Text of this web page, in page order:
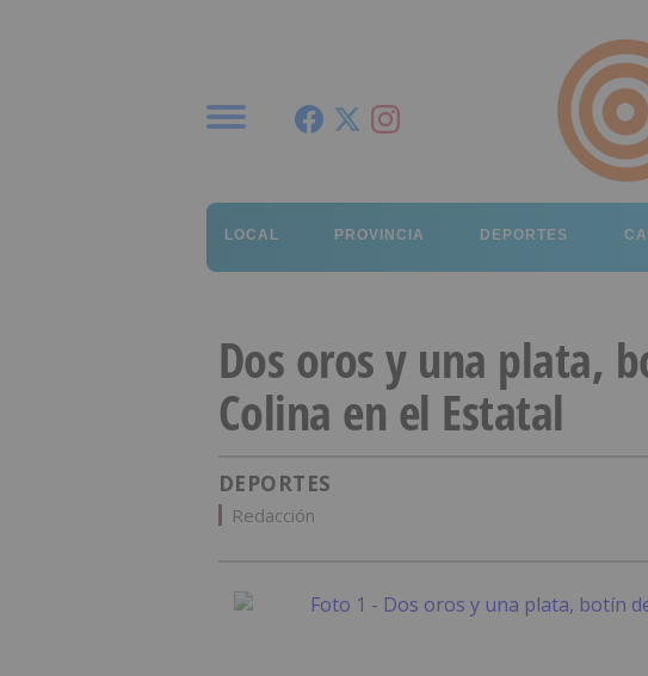
LOCAL PROVINCIA DEPORTES
Dos oros y una plata,
Colina en el Estatal
DEPORTES
Redacción